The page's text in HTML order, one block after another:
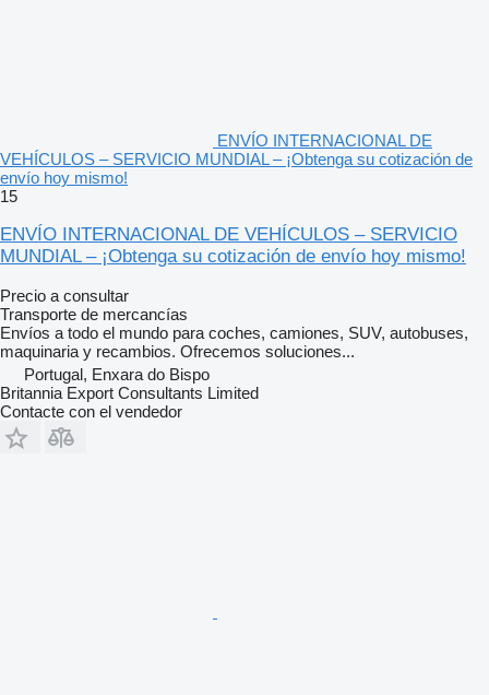
ENVÍO INTERNACIONAL DE
VEHÍCULOS – SERVICIO MUNDIAL – ¡Obtenga su cotización de
envío hoy mismo!
15
ENVÍO INTERNACIONAL DE VEHÍCULOS – SERVICIO
MUNDIAL – ¡Obtenga su cotización de envío hoy mismo!
Precio a consultar
Transporte de mercancías
Envíos a todo el mundo para coches, camiones, SUV, autobuses,
maquinaria y recambios. Ofrecemos soluciones...
Portugal, Enxara do Bispo
Britannia Export Consultants Limited
Contacte con el vendedor